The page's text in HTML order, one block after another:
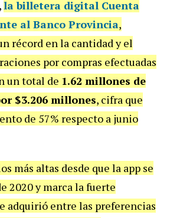
la billetera digital Cuenta
al Banco Provincia,
récord en la cantidad y el
por compras efectuadas
un total de 1.62 millones de
$3.206 millones, cifra que
de 57% respecto a junio
más altas desde que la app se
2020 y marca la fuerte
adquirió entre las preferencias